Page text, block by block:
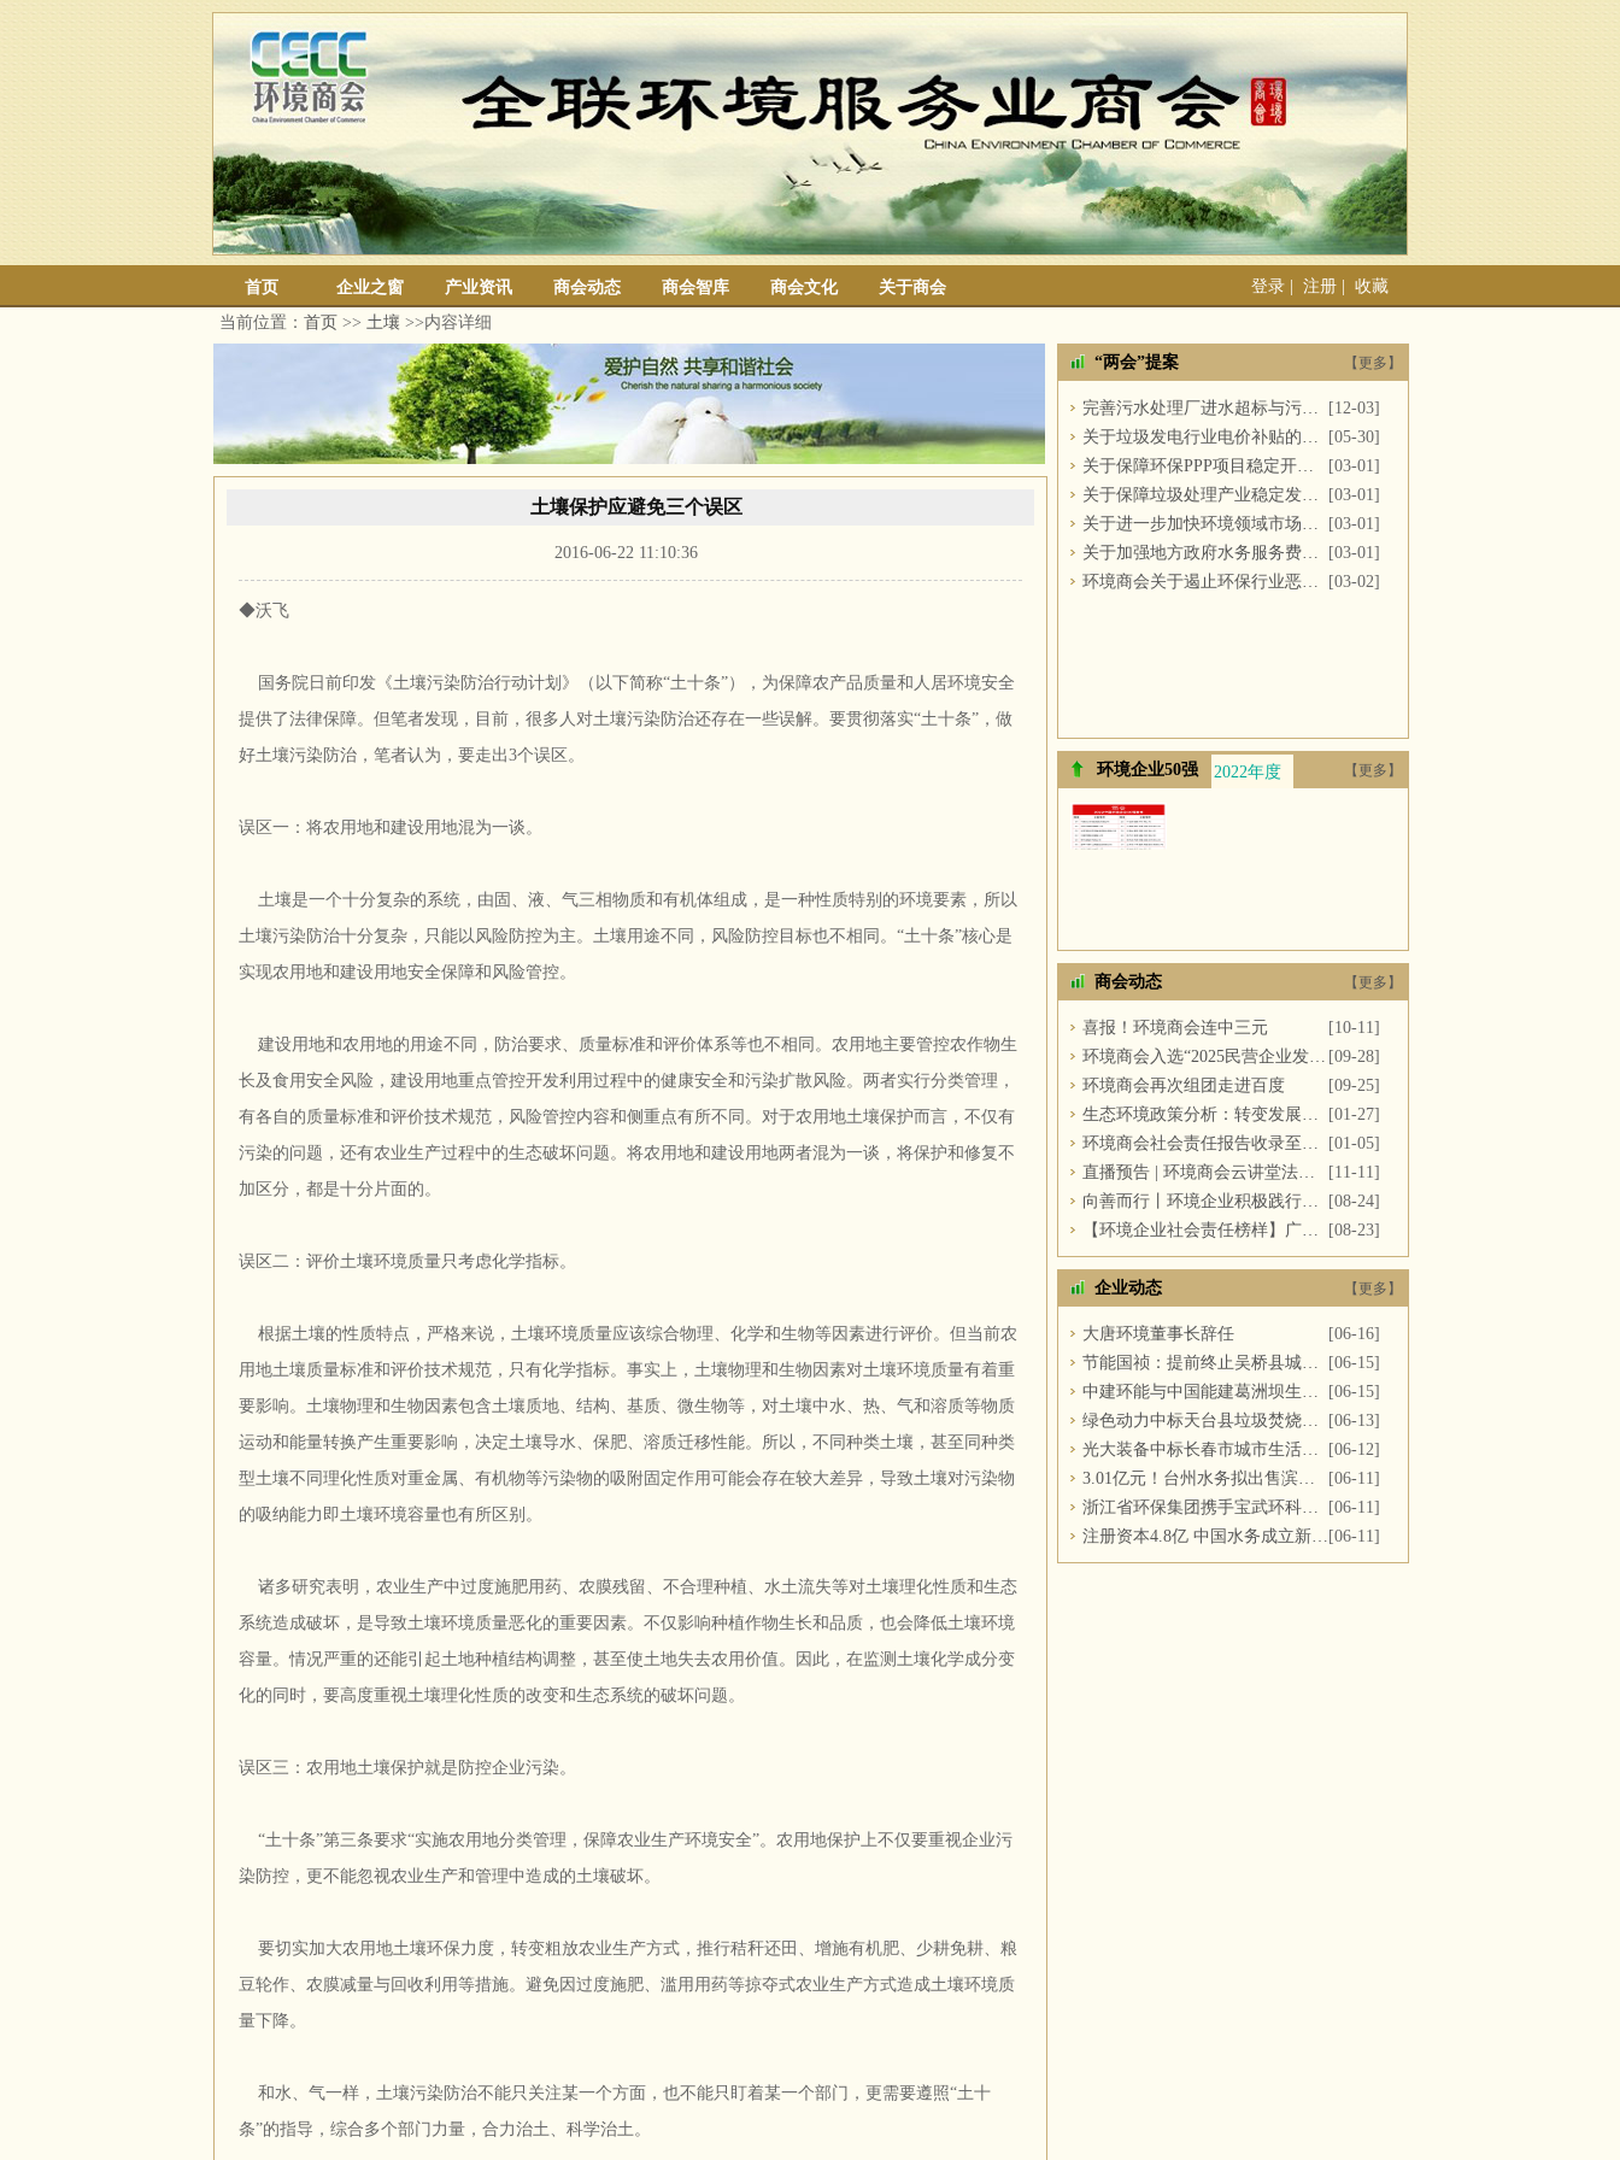
首页 企业之窗 产业资讯 商会动态 商会智库 商会文化 关于商会 登录 注册
收藏
当前位置： 首页 >> 土壤 >>内容详细
土壤保护应避免三个误区
2016-06-22 11:10:36
◆沃飞
国务院日前印发《土壤污染防治行动计划》（以下简称“土十条”），为保障农产品质量和人居环境安全
提供了法律保障。但笔者发现，目前，很多人对土壤污染防治还存在一些误解。要贯彻落实“土十条”，做
好土壤污染防治，笔者认为，要走出3个误区。
误区一：将农用地和建设用地混为一谈。
土壤是一个十分复杂的系统，由固、液、气三相物质和有机体组成，是一种性质特别的环境要素，所以
土壤污染防治十分复杂，只能以风险防控为主。土壤用途不同，风险防控目标也不相同。“土十条”核心是
实现农用地和建设用地安全保障和风险管控。
建设用地和农用地的用途不同，防治要求、质量标准和评价体系等也不相同。农用地主要管控农作物生
长及食用安全风险，建设用地重点管控开发利用过程中的健康安全和污染扩散风险。两者实行分类管理，
有各自的质量标准和评价技术规范，风险管控内容和侧重点有所不同。对于农用地土壤保护而言，不仅有
污染的问题，还有农业生产过程中的生态破坏问题。将农用地和建设用地两者混为一谈，将保护和修复不
加区分，都是十分片面的。
误区二：评价土壤环境质量只考虑化学指标。
根据土壤的性质特点，严格来说，土壤环境质量应该综合物理、化学和生物等因素进行评价。但当前农
用地土壤质量标准和评价技术规范，只有化学指标。事实上，土壤物理和生物因素对土壤环境质量有着重
要影响。土壤物理和生物因素包含土壤质地、结构、基质、微生物等，对土壤中水、热、气和溶质等物质
运动和能量转换产生重要影响，决定土壤导水、保肥、溶质迁移性能。所以，不同种类土壤，甚至同种类
型土壤不同理化性质对重金属、有机物等污染物的吸附固定作用可能会存在较大差异，导致土壤对污染物
的吸纳能力即土壤环境容量也有所区别。
诸多研究表明，农业生产中过度施肥用药、农膜残留、不合理种植、水土流失等对土壤理化性质和生态
系统造成破坏，是导致土壤环境质量恶化的重要因素。不仅影响种植作物生长和品质，也会降低土壤环境
容量。情况严重的还能引起土地种植结构调整，甚至使土地失去农用价值。因此，在监测土壤化学成分变
化的同时，要高度重视土壤理化性质的改变和生态系统的破坏问题。
误区三：农用地土壤保护就是防控企业污染。
“土十条”第三条要求“实施农用地分类管理，保障农业生产环境安全”。农用地保护上不仅要重视企业污
染防控，更不能忽视农业生产和管理中造成的土壤破坏。
要切实加大农用地土壤环保力度，转变粗放农业生产方式，推行秸秆还田、增施有机肥、少耕免耕、粮
豆轮作、农膜减量与回收利用等措施。避免因过度施肥、滥用用药等掠夺式农业生产方式造成土壤环境质
量下降。
和水、气一样，土壤污染防治不能只关注某一个方面，也不能只盯着某一个部门，更需要遵照“土十
条”的指导，综合多个部门力量，合力治土、科学治土。
“两会”提案 【更多】
完善污水处理厂进水超标与污泥处置
[12-03]
关于垃圾发电行业电价补贴的建议
[05-30]
关于保障环保PPP项目稳定开展的提案
[03-01]
关于保障垃圾处理产业稳定发展的议案
[03-01]
关于进一步加快环境领域市场化改革的议案
[03-01]
关于加强地方政府水务服务费用支付的议案
[03-01]
环境商会关于遏止环保行业恶性竞争的提案
[03-02]
环境企业50强 2022年度 2021年度 2020年度
【更多】
商会动态 【更多】
喜报！环境商会连中三元
[10-11]
环境商会入选“2025民营企业发展新质生产力系列典型案例” [09-28]
环境商会再次组团走进百度
[09-25]
生态环境政策分析：转变发展方式，推进“双碳”目标
[01-27]
环境商会社会责任报告收录至《中国民营企业社会责任报告》
[01-05]
直播预告 | 环境商会云讲堂法务专场第十一期
[11-11]
向善而行丨环境企业积极践行社会责任 彰显优秀榜样力量
[08-24]
【环境企业社会责任榜样】广西碧清源环保投资有限公司
[08-23]
企业动态 【更多】
大唐环境董事长辞任
[06-16]
节能国祯：提前终止吴桥县城区污水处理厂PPP项目合同
[06-15]
中建环能与中国能建葛洲坝生态环保公司开展座谈交流
[06-15]
绿色动力中标天台县垃圾焚烧及飞灰填埋场运维服务
[06-13]
光大装备中标长春市城市生活垃圾处理中心渗滤液系统更新改造项目
[06-12]
3.01亿元！台州水务拟出售滨海水务全部股权
[06-11]
浙江省环保集团携手宝武环科签署战略合作协议
[06-11]
注册资本4.8亿 中国水务成立新公司 [06-11]